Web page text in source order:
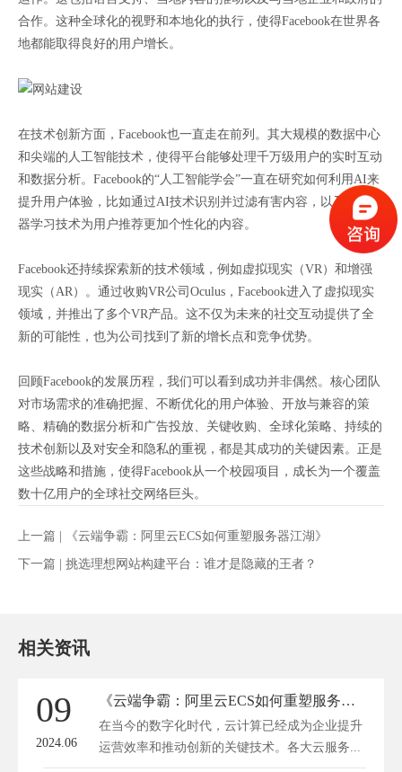
合作。这种全球化的视野和本地化的执行，使得Facebook在世界各
地都能取得良好的用户增长。
在技术创新方面，Facebook也一直走在前列。其大规模的数据中心
和尖端的人工智能技术，使得平台能够处理千万级用户的实时互动
和数据分析。Facebook的“人工智能学会”一直在研究如何利用AI来
提升用户体验，比如通过AI技术识别并过滤有害内容，以及通过机
器学习技术为用户推荐更加个性化的内容。
Facebook还持续探索新的技术领域，例如虚拟现实（VR）和增强
现实（AR）。通过收购VR公司Oculus，Facebook进入了虚拟现实
领域，并推出了多个VR产品。这不仅为未来的社交互动提供了全
新的可能性，也为公司找到了新的增长点和竞争优势。
回顾Facebook的发展历程，我们可以看到成功并非偶然。核心团队
对市场需求的准确把握、不断优化的用户体验、开放与兼容的策
略、精确的数据分析和广告投放、关键收购、全球化策略、持续的
技术创新以及对安全和隐私的重视，都是其成功的关键因素。正是
这些战略和措施，使得Facebook从一个校园项目，成长为一个覆盖
数十亿用户的全球社交网络巨头。
上一篇 | 《云端争霸：阿里云ECS如何重塑服务器江湖》
下一篇 | 挑选理想网站构建平台：谁才是隐藏的王者？
相关资讯
09
2024.06
《云端争霸：阿里云ECS如何重塑服务器江湖》
在当今的数字化时代，云计算已经成为企业提升
运营效率和推动创新的关键技术。各大云服务...